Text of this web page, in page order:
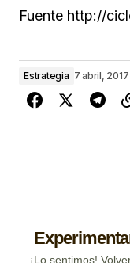
Fuente http://
Estrategia 7 abril, 2017